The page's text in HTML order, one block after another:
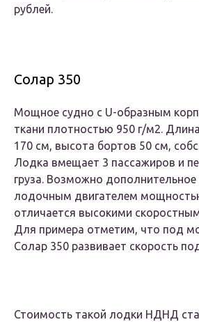
рублей.
Солар 350
Мощное судно с U-образным
ткани плотностью 950 г/м2.
170 см, высота бортов 50 см,
Лодка вмещает 3 пассажиров и
груза. Возможно
лодочным двигателем
отличается высокими
Для примера отметим, что под
Солар 350 развивает скорость
Стоимость такой лодки НДНД